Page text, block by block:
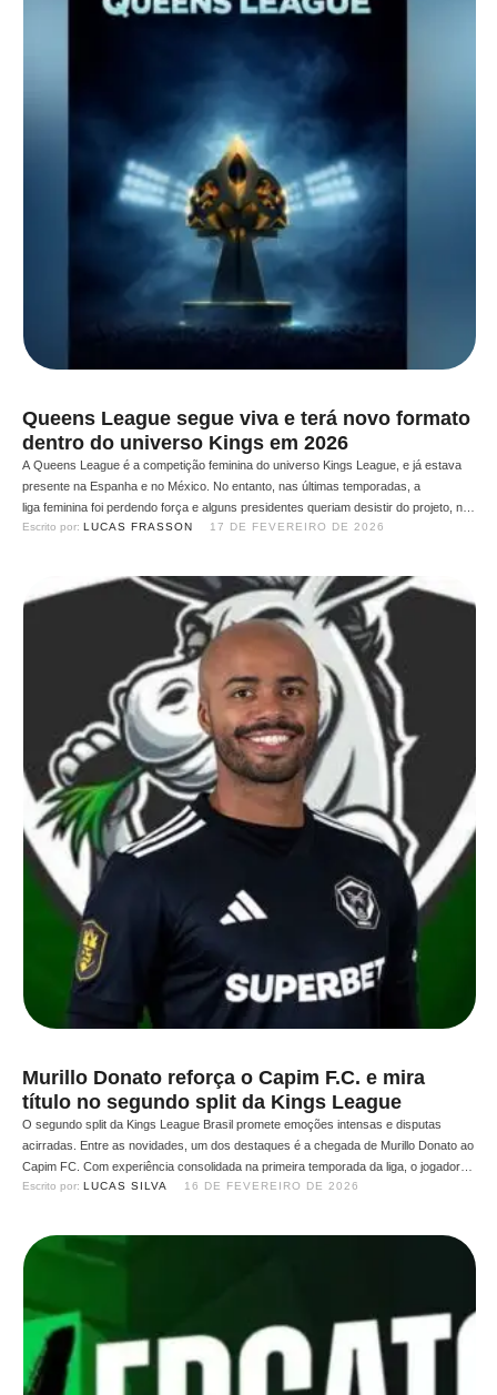
Queens League segue viva e terá novo formato
dentro do universo Kings em 2026
A Queens League é a competição feminina do universo Kings League, e já estava
presente na Espanha e no México. No entanto, nas últimas temporadas, a
liga feminina foi perdendo força e alguns presidentes queriam desistir do projeto, no
entanto, a competição seguirá viva. A informação foi publicada pelo
Escrito por: LUCAS FRASSON 17 DE FEVEREIRO DE 2026
Murillo Donato reforça o Capim F.C. e mira
título no segundo split da Kings League
O segundo split da Kings League Brasil promete emoções intensas e disputas
acirradas. Entre as novidades, um dos destaques é a chegada de Murillo Donato ao
Capim FC. Com experiência consolidada na primeira temporada da liga, o jogador
chega para reforçar um projeto ambicioso, liderado pelo presidente Jon Vlogs, e
Escrito por: LUCAS SILVA 16 DE FEVEREIRO DE 2026